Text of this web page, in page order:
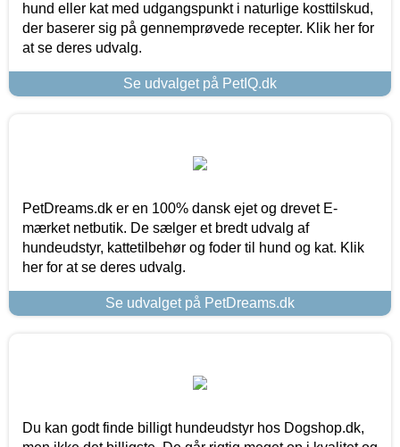
hund eller kat med udgangspunkt i naturlige kosttilskud,
der baserer sig på gennemprøvede recepter. Klik her for
at se deres udvalg.
Se udvalget på PetIQ.dk
PetDreams.dk er en 100% dansk ejet og drevet E-
mærket netbutik. De sælger et bredt udvalg af
hundeudstyr, kattetilbehør og foder til hund og kat. Klik
her for at se deres udvalg.
Se udvalget på PetDreams.dk
Du kan godt finde billigt hundeudstyr hos Dogshop.dk,